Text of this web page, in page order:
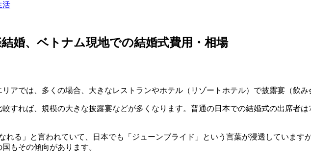
活
婚、ベトナム現地での結婚式費用・相場
アでは、多くの場合、大きなレストランやホテル（リゾートホテル）で披露宴（飲
すれば、規模の大きな披露宴などが多くなります。普通の日本での結婚式の出席者
れる」と言われていて、日本でも「ジューンブライド」という言葉が浸透しています
もその傾向があります。